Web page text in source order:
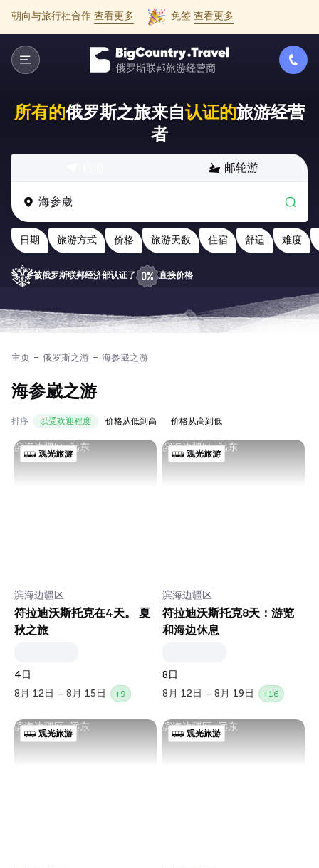
朝向与旅行社合作 查看更多 免签 查看更多
所有的俄罗斯之旅来自 认证的旅游经营
者
邮轮游
日期 旅游方式 价格 旅游天数 住宿 舒适 难度
被俄罗斯联邦经济部认证了 直接价格
主页 俄罗斯之游 海参崴之游
海参崴之游
排序 以受欢迎程度 价格从低到高 价格从高到低
观光旅游
滨海边疆区, 远东
滨海边疆区
符拉迪沃斯托克在4天。 夏
秋之旅
4日
8月 12日 – 8月 15日
+9
观光旅游
滨海边疆区, 远东
滨海边疆区
符拉迪沃斯托克8天：游览
和海边休息
8日
8月 12日 – 8月 19日
+16
观光旅游
滨海边疆区, 远东
观光旅游
滨海边疆区, 远东